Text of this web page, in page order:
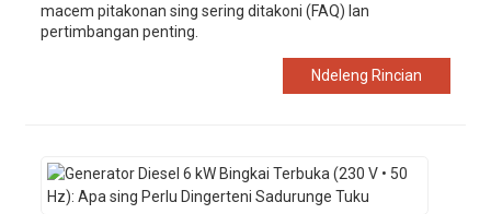
macem pitakonan sing sering ditakoni (FAQ) lan
pertimbangan penting.
Ndeleng Rincian